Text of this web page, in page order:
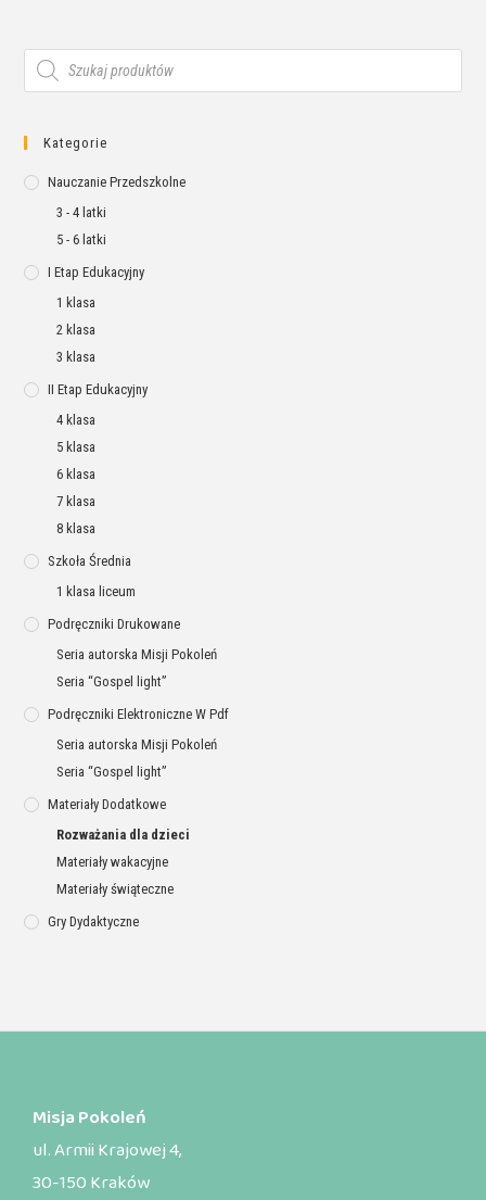
Kategorie
Nauczanie Przedszkolne
3 - 4 latki
5 - 6 latki
I Etap Edukacyjny
1 klasa
2 klasa
3 klasa
II Etap Edukacyjny
4 klasa
5 klasa
6 klasa
7 klasa
8 klasa
Szkoła Średnia
1 klasa liceum
Podręczniki Drukowane
Seria autorska Misji Pokoleń
Seria “Gospel light”
Podręczniki Elektroniczne W Pdf
Seria autorska Misji Pokoleń
Seria “Gospel light”
Materiały Dodatkowe
Rozważania dla dzieci
Materiały wakacyjne
Materiały świąteczne
Gry Dydaktyczne
Misja Pokoleń
ul. Armii Krajowej 4,
30-150 Kraków